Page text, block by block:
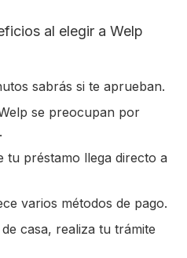
al elegir a Welp
sabrás si te aprueban.
se preocupan por
tu préstamo llega directo a
varios métodos de pago.
casa, realiza tu trámite